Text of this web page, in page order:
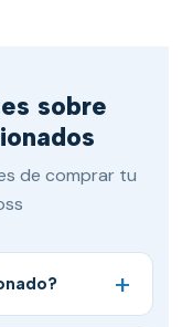
sobre
de comprar tu